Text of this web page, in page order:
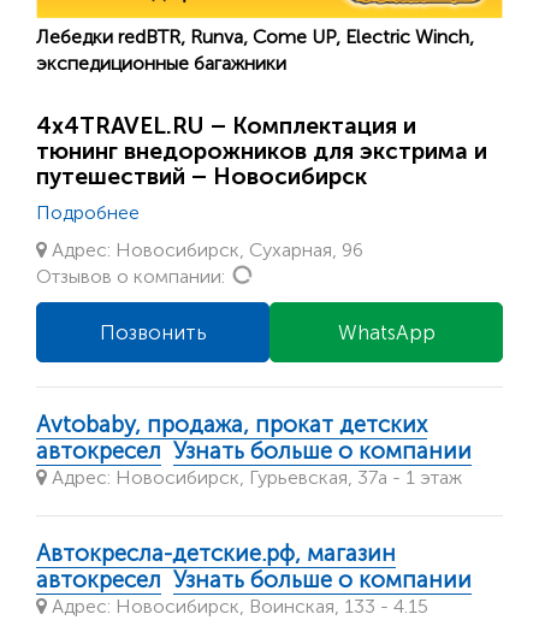
Лебедки redBTR, Runva, Come UP, Electric Winch,
экспедиционные багажники
4х4TRAVEL.RU – Комплектация и
тюнинг внедорожников для экстрима и
путешествий – Новосибирск
Подробнее
Адрес: Новосибирск, Сухарная, 96
Отзывов о компании:
WhatsApp
Позвонить
Avtobaby, продажа, прокат детских
автокресел Узнать больше о компании
Адрес: Новосибирск, Гурьевская, 37а - 1 этаж
Автокресла-детские.рф, магазин
автокресел Узнать больше о компании
Адрес: Новосибирск, Воинская, 133 - 4.15